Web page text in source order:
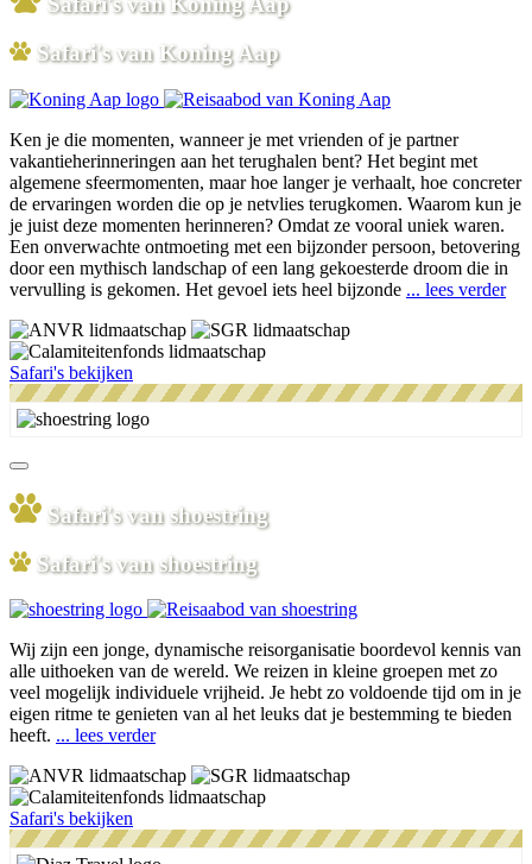
Safari's van Koning Aap
Ken je die momenten, wanneer je met vrienden of je partner
vakantieherinneringen aan het terughalen bent? Het begint met
algemene sfeermomenten, maar hoe langer je verhaalt, hoe concreter
de ervaringen worden die op je netvlies terugkomen. Waarom kun je
je juist deze momenten herinneren? Omdat ze vooral uniek waren.
Een onverwachte ontmoeting met een bijzonder persoon, betovering
door een mythisch landschap of een lang gekoesterde droom die in
vervulling is gekomen. Het gevoel iets heel bijzonde ... lees verder
Safari's bekijken
Safari's van shoestring
Safari's van shoestring
Wij zijn een jonge, dynamische reisorganisatie boordevol kennis van
alle uithoeken van de wereld. We reizen in kleine groepen met zo
veel mogelijk individuele vrijheid. Je hebt zo voldoende tijd om in je
eigen ritme te genieten van al het leuks dat je bestemming te bieden
heeft. ... lees verder
Safari's bekijken